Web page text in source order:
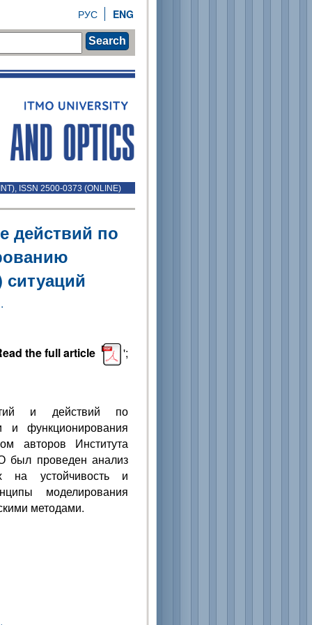
ENG
РУС
Search
ISSN 2500-0373 (ONLINE)
действий по
the full article ';
и действий по
и функционирования
авторов Института
был проведен анализ
на устойчивость и
моделирования
методами.